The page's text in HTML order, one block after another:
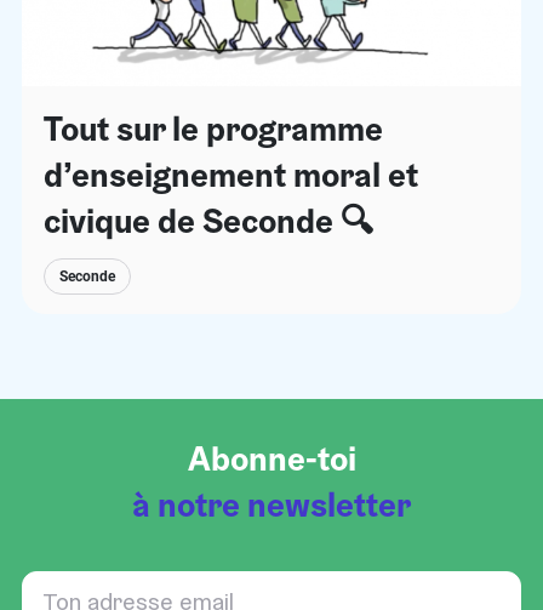
Tout sur le programme
d’enseignement moral et
civique de Seconde 🔍
Seconde
Abonne-toi
à notre newsletter